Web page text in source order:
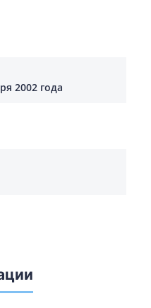
2002 года